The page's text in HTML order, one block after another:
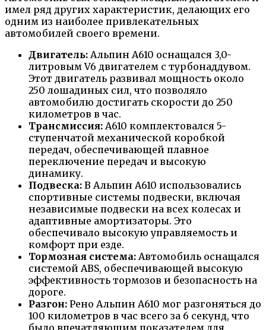
имел ряд других характеристик, делающих его
одним из наиболее привлекательных
автомобилей своего времени.
Двигатель: Альпин А610 оснащался 3,0-
литровым V6 двигателем с турбонаддувом.
Этот двигатель развивал мощность около
250 лошадиных сил, что позволяло
автомобилю достигать скорости до 250
километров в час.
Трансмиссия: А610 комплектовался 5-
ступенчатой механической коробкой
передач, обеспечивающей плавное
переключение передач и высокую
динамику.
Подвеска: В Альпин А610 использовались
спортивные системы подвески, включая
независимые подвески на всех колесах и
адаптивные амортизаторы. Это
обеспечивало высокую управляемость и
комфорт при езде.
Тормозная система: Автомобиль оснащался
системой ABS, обеспечивающей высокую
эффективность тормозов и безопасность на
дороге.
Разгон: Рено Альпин А610 мог разгоняться до
100 километров в час всего за 6 секунд, что